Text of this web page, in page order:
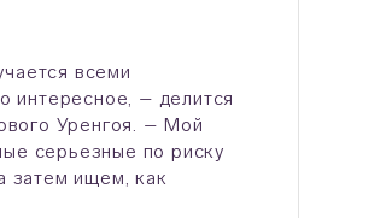
всеми
интересное, – делится
Уренгоя. – Мой
серьезные по риску
затем ищем, как